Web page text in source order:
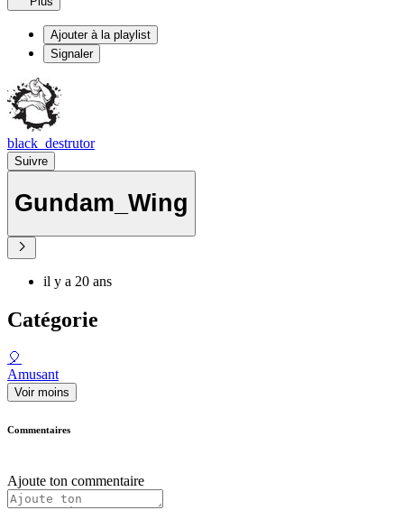
Ajouter à la playlist
Signaler
black_destrutor
Suivre
Gundam_Wing
il y a 20 ans
Catégorie
🎈
Amusant
Voir moins
Commentaires
Ajoute ton commentaire